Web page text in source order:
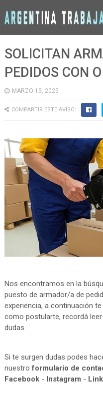
SOLICITAN
PEDIDOS CON
MARZO 15, 2025
COMPARTIR ESTE AVISO:
Nos encontramos en la
puesto de armador/a de
experiencia, a continuación
como postularte, recordá
dudas.
Si te surgen dudas podes
nuestroformulario de
Facebook- Instagram -